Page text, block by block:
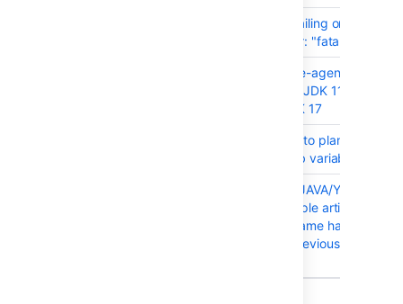
GIT checkout failing on
agent with error: "fatal not a
Bamboo-remote-agent-base
has hardcoded JDK 11
when using JDK 17
Adding job key to plan variables
users to add job variables
Export Plan as JAVA/YAML
which has multiple artifact
same artifact name having
defined from previous stage